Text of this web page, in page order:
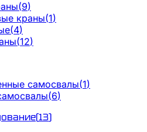
(9)
краны(1)
(4)
(12)
самосвалы(1)
(6)
(13)